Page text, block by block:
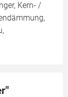
Kern- /